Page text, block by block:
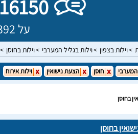
16150 חוות דעת מאומתות!
על 392 מקומות אירוח שונים בישראל
וילות בצפון וילות בגליל המערבי וילות בחוסן
המערבי חוסן הצעת נישואין וילות אירוח
בחוסן
בחוסן